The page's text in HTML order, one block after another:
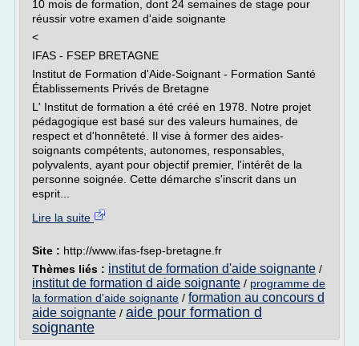
10 mois de formation, dont 24 semaines de stage pour
réussir votre examen d'aide soignante
<
IFAS - FSEP BRETAGNE
Institut de Formation d'Aide-Soignant - Formation Santé
Établissements Privés de Bretagne
L' Institut de formation a été créé en 1978. Notre projet
pédagogique est basé sur des valeurs humaines, de
respect et d'honnêteté. Il vise à former des aides-
soignants compétents, autonomes, responsables,
polyvalents, ayant pour objectif premier, l'intérêt de la
personne soignée. Cette démarche s'inscrit dans un
esprit...
Lire la suite
Site : http://www.ifas-fsep-bretagne.fr
Thèmes liés : institut de formation d'aide soignante /
institut de formation d aide soignante / programme de
la formation d'aide soignante / formation au concours d
aide soignante / aide pour formation d
soignante